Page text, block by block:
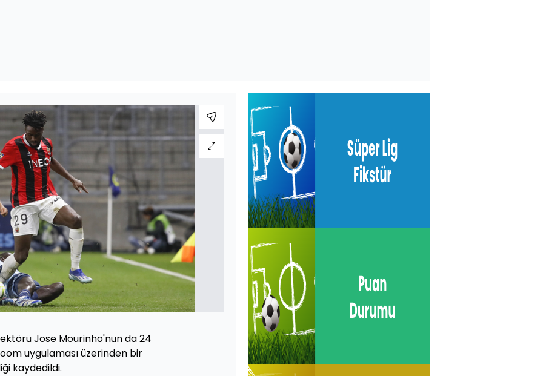
Jose Mourinho'nun da 24
uygulaması üzerinden bir
kaydedildi.